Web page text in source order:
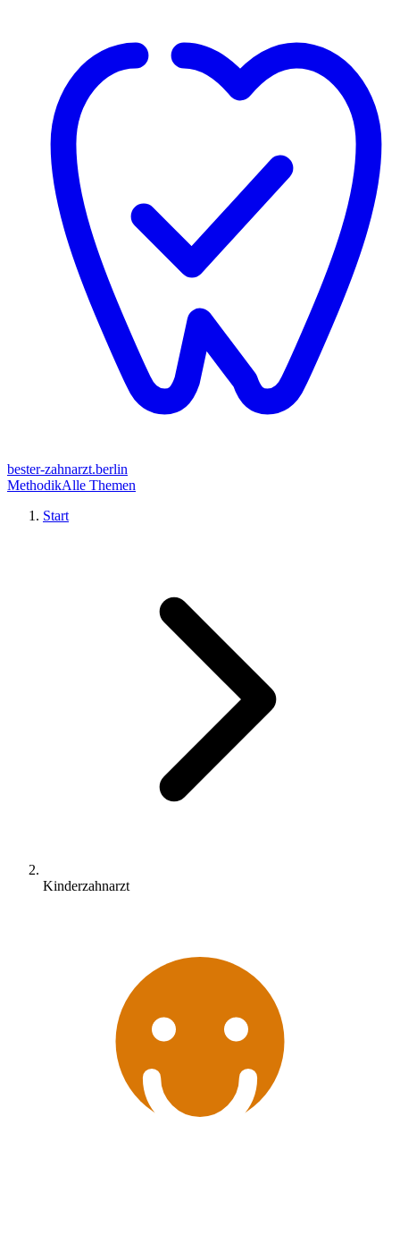
bester-zahnarzt.berlin
MethodikAlle Themen
Start
Kinderzahnarzt